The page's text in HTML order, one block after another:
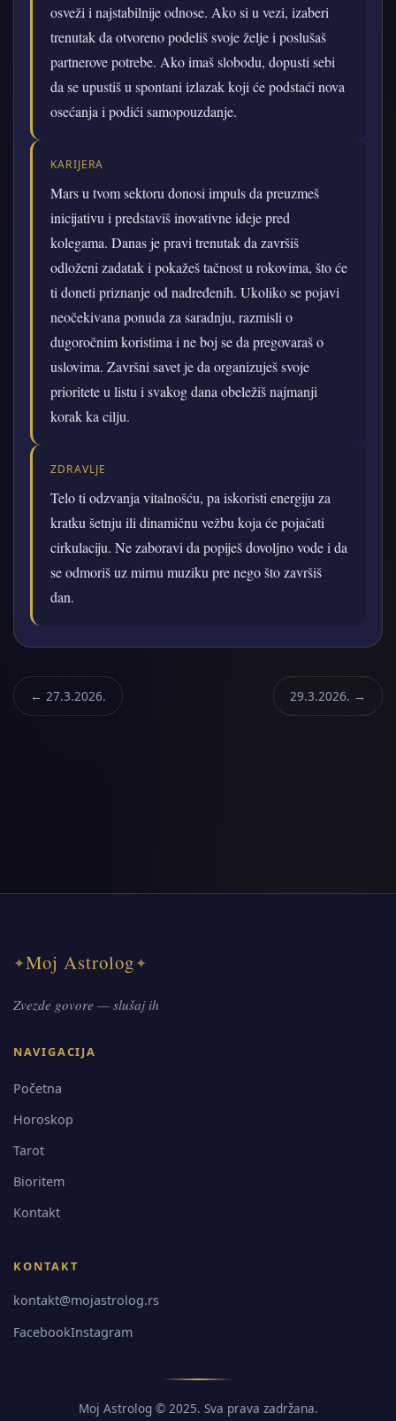
osveži i najstabilnije odnose. Ako si u vezi, izaberi
trenutak da otvoreno podeliš svoje želje i poslušaš
partnerove potrebe. Ako imaš slobodu, dopusti sebi
da se upustiš u spontani izlazak koji će podstaći nova
osećanja i podići samopouzdanje.
KARIJERA
Mars u tvom sektoru donosi impuls da preuzmeš
inicijativu i predstaviš inovativne ideje pred
kolegama. Danas je pravi trenutak da završiš
odloženi zadatak i pokažeš tačnost u rokovima, što će
ti doneti priznanje od nadređenih. Ukoliko se pojavi
neočekivana ponuda za saradnju, razmisli o
dugoročnim koristima i ne boj se da pregovaraš o
uslovima. Završni savet je da organizuješ svoje
prioritete u listu i svakog dana obeležiš najmanji
korak ka cilju.
ZDRAVLJE
Telo ti odzvanja vitalnošću, pa iskoristi energiju za
kratku šetnju ili dinamičnu vežbu koja će pojačati
cirkulaciju. Ne zaboravi da popiješ dovoljno vode i da
se odmoriš uz mirnu muziku pre nego što završiš
dan.
← 27.3.2026. 29.3.2026. →
✦Moj Astrolog✦
Zvezde govore — slušaj ih
NAVIGACIJA
Početna
Horoskop
Tarot
Bioritem
Kontakt
KONTAKT
kontakt@mojastrolog.rs
FacebookInstagram
Moj Astrolog © 2025. Sva prava zadržana.